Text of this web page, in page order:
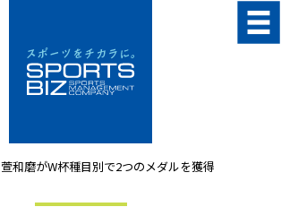
萱和磨がW杯種目別で2つのメダルを獲得